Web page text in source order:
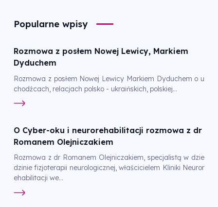
Popularne wpisy
Rozmowa z posłem Nowej Lewicy, Markiem
Dyduchem
Rozmowa z posłem Nowej Lewicy Markiem Dyduchem o u
chodźcach, relacjach polsko - ukraińskich, polskiej...
O Cyber-oku i neurorehabilitacji rozmowa z dr
Romanem Olejniczakiem
Rozmowa z dr Romanem Olejniczakiem, specjalistą w dzie
dzinie fizjoterapii neurologicznej, właścicielem Kliniki Neuror
ehabilitacji we...